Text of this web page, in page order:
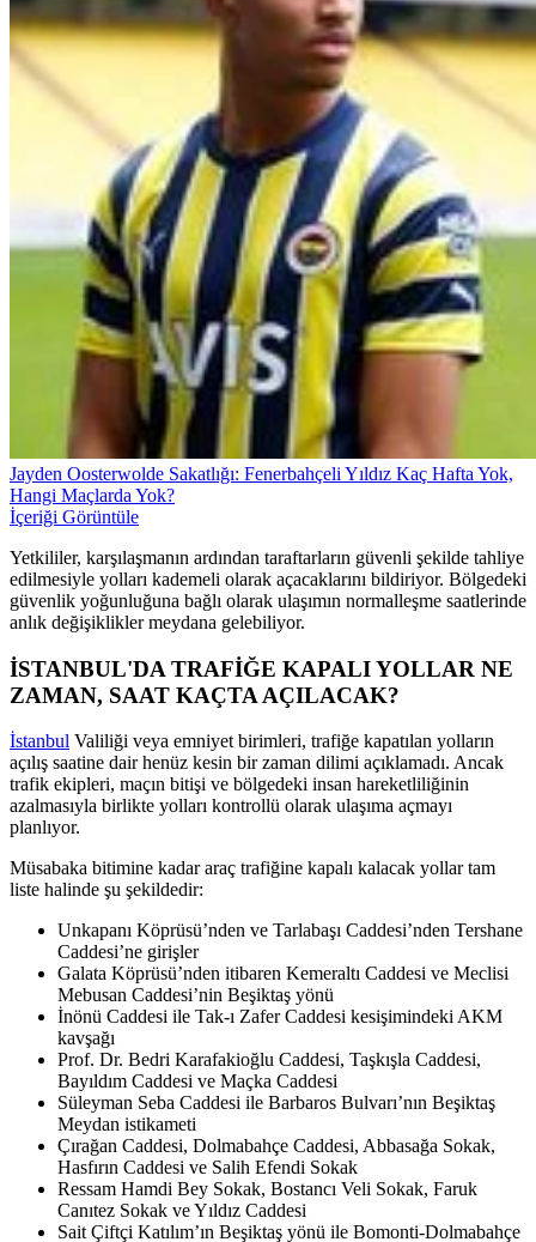
Jayden Oosterwolde Sakatlığı: Fenerbahçeli Yıldız Kaç Hafta Yok,
Hangi Maçlarda Yok?
İçeriği Görüntüle
Yetkililer, karşılaşmanın ardından taraftarların güvenli şekilde tahliye
edilmesiyle yolları kademeli olarak açacaklarını bildiriyor. Bölgedeki
güvenlik yoğunluğuna bağlı olarak ulaşımın normalleşme saatlerinde
anlık değişiklikler meydana gelebiliyor.
İSTANBUL'DA TRAFİĞE KAPALI YOLLAR NE
ZAMAN, SAAT KAÇTA AÇILACAK?
İstanbul Valiliği veya emniyet birimleri, trafiğe kapatılan yolların
açılış saatine dair henüz kesin bir zaman dilimi açıklamadı. Ancak
trafik ekipleri, maçın bitişi ve bölgedeki insan hareketliliğinin
azalmasıyla birlikte yolları kontrollü olarak ulaşıma açmayı
planlıyor.
Müsabaka bitimine kadar araç trafiğine kapalı kalacak yollar tam
liste halinde şu şekildedir:
Unkapanı Köprüsü’nden ve Tarlabaşı Caddesi’nden Tershane
Caddesi’ne girişler
Galata Köprüsü’nden itibaren Kemeraltı Caddesi ve Meclisi
Mebusan Caddesi’nin Beşiktaş yönü
İnönü Caddesi ile Tak-ı Zafer Caddesi kesişimindeki AKM
kavşağı
Prof. Dr. Bedri Karafakioğlu Caddesi, Taşkışla Caddesi,
Bayıldım Caddesi ve Maçka Caddesi
Süleyman Seba Caddesi ile Barbaros Bulvarı’nın Beşiktaş
Meydan istikameti
Çırağan Caddesi, Dolmabahçe Caddesi, Abbasağa Sokak,
Hasfırın Caddesi ve Salih Efendi Sokak
Ressam Hamdi Bey Sokak, Bostancı Veli Sokak, Faruk
Canıtez Sokak ve Yıldız Caddesi
Sait Çiftçi Katılım’ın Beşiktaş yönü ile Bomonti-Dolmabahçe